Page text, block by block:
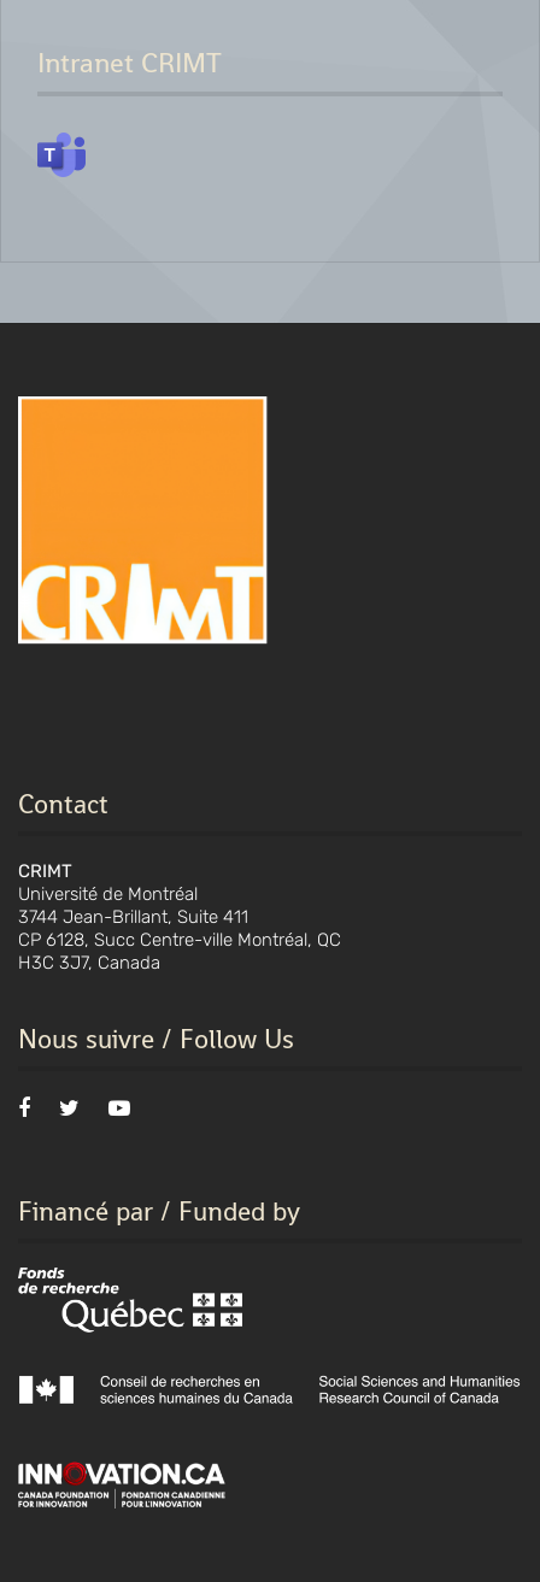
Intranet CRIMT
Contact
CRIMT
Université de Montréal
3744 Jean-Brillant, Suite 411
CP 6128, Succ Centre-ville Montréal, QC
H3C 3J7, Canada
Nous suivre / Follow Us
Financé par / Funded by